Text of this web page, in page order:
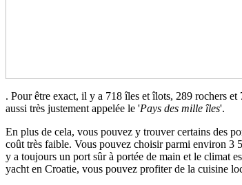
. Pour être exact, il y a 718 îles et îlots, 289 rochers
aussi très justement appelée le 'Pays des mille îles'.
En plus de cela, vous pouvez y trouver certains des
coût très faible. Vous pouvez choisir parmi environ 3
y a toujours un port sûr à portée de main et le climat
yacht en Croatie, vous pouvez profiter de la cuisine